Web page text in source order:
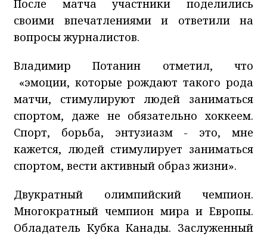
После матча участники поделились
своими впечатлениями и ответили на
вопросы журналистов.
Владимир Потанин отметил, что
«эмоции, которые рождают такого рода
матчи, стимулируют людей заниматься
спортом, даже не обязательно хоккеем.
Спорт, борьба, энтузиазм - это, мне
кажется, людей стимулирует заниматься
спортом, вести активный образ жизни».
Двукратный олимпийский чемпион.
Многократный чемпион мира и Европы.
Обладатель Кубка Канады. Заслуженный